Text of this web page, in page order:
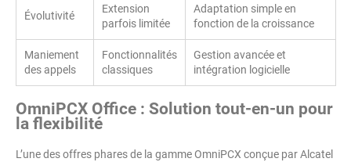
Évolutivité
Extension
parfois limitée
Adaptation simple en
fonction de la croissance
Maniement
des appels
Fonctionnalités
classiques
Gestion avancée et
intégration logicielle
OmniPCX Office : Solution tout-en-un pour
la flexibilité
L’une des offres phares de la gamme OmniPCX conçue par Alcatel